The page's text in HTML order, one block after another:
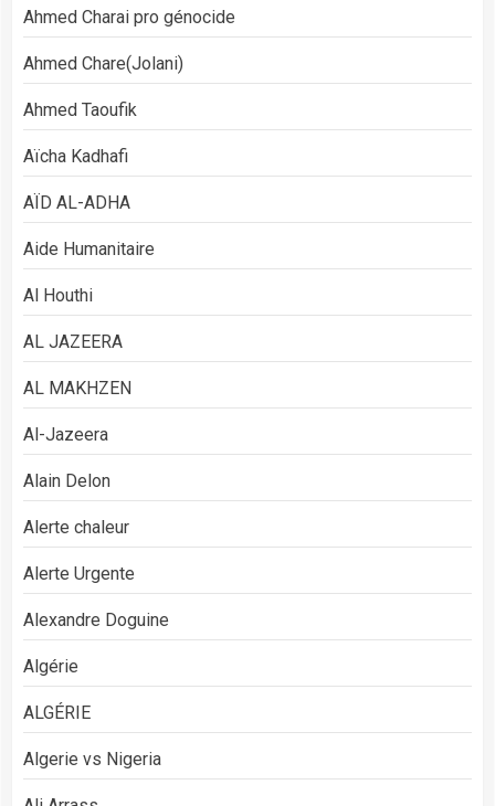
Ahmed Charai pro génocide
Ahmed Chare(Jolani)
Ahmed Taoufik
Aïcha Kadhafi
AÏD AL-ADHA
Aide Humanitaire
Al Houthi
AL JAZEERA
AL MAKHZEN
Al-Jazeera
Alain Delon
Alerte chaleur
Alerte Urgente
Alexandre Doguine
Algérie
ALGÉRIE
Algerie vs Nigeria